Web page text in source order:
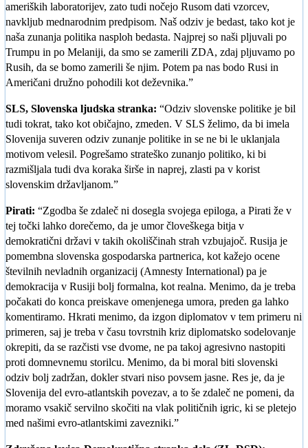
ameriških laboratorijev, zato tudi nočejo Rusom dati vzorcev,
navkljub mednarodnim predpisom. Naš odziv je bedast, tako kot je
naša zunanja politika nasploh bedasta. Najprej so naši pljuvali po
Trumpu in po Melaniji, da smo se zamerili ZDA, zdaj pljuvamo po
Rusih, da se bomo zamerili še njim. Potem pa nas bodo Rusi in
Američani družno pohodili kot deževnika.”
SLS, Slovenska ljudska stranka: “Odziv slovenske politike je bil
tudi tokrat, tako kot običajno, zmeden. V SLS želimo, da bi imela
Slovenija suveren odziv zunanje politike in se ne bi le uklanjala
motivom velesil. Pogrešamo strateško zunanjo politiko, ki bi
razmišljala tudi dva koraka širše in naprej, zlasti pa v korist
slovenskim državljanom.”
Pirati: “Zgodba še zdaleč ni dosegla svojega epiloga, a Pirati že v
tej točki lahko dorečemo, da je umor človeškega bitja v
demokratični državi v takih okoliščinah strah vzbujajoč. Rusija je
pomembna slovenska gospodarska partnerica, kot kažejo ocene
številnih nevladnih organizacij (Amnesty International) pa je
demokracija v Rusiji bolj formalna, kot realna. Menimo, da je treba
počakati do konca preiskave omenjenega umora, preden ga lahko
komentiramo. Hkrati menimo, da izgon diplomatov v tem primeru ni
primeren, saj je treba v času tovrstnih kriz diplomatsko sodelovanje
okrepiti, da se razčisti vse dvome, ne pa takoj agresivno nastopiti
proti domnevnemu storilcu. Menimo, da bi moral biti slovenski
odziv bolj zadržan, dokler stvari niso povsem jasne. Res je, da je
Slovenija del evro-atlantskih povezav, a to še zdaleč ne pomeni, da
moramo vsakič servilno skočiti na vlak političnih igric, ki se pletejo
med našimi evro-atlantskimi zavezniki.”